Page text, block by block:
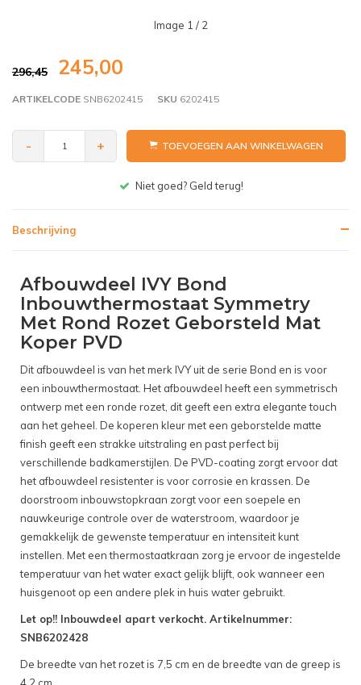
Image 1 / 2
296,45 245,00
ARTIKELCODE SNB6202415 SKU 6202415
- + TOEVOEGEN AAN WINKELWAGEN
Niet goed? Geld terug!
Beschrijving
Afbouwdeel IVY Bond
Inbouwthermostaat Symmetry
Met Rond Rozet Geborsteld Mat
Koper PVD
Dit afbouwdeel is van het merk IVY uit de serie Bond en is voor
een inbouwthermostaat. Het afbouwdeel heeft een symmetrisch
ontwerp met een ronde rozet, dit geeft een extra elegante touch
aan het geheel. De koperen kleur met een geborstelde matte
finish geeft een strakke uitstraling en past perfect bij
verschillende badkamerstijlen. De PVD-coating zorgt ervoor dat
het afbouwdeel resistenter is voor corrosie en krassen. De
doorstroom inbouwstopkraan zorgt voor een soepele en
nauwkeurige controle over de waterstroom, waardoor je
gemakkelijk de gewenste temperatuur en intensiteit kunt
instellen. Met een thermostaatkraan zorg je ervoor de ingestelde
temperatuur van het water exact gelijk blijft, ook wanneer een
huisgenoot op een andere plek in huis water gebruikt.
Let op!! Inbouwdeel apart verkocht. Artikelnummer:
SNB6202428
De breedte van het rozet is 7,5 cm en de breedte van de greep is